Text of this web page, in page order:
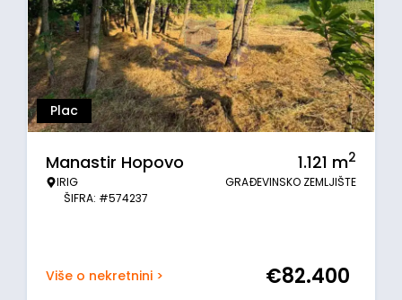
Plac
Manastir Hopovo
IRIG
ŠIFRA: #574237
1.121 m2
GRAĐEVINSKO ZEMLJIŠTE
Više o nekretnini > €82.400